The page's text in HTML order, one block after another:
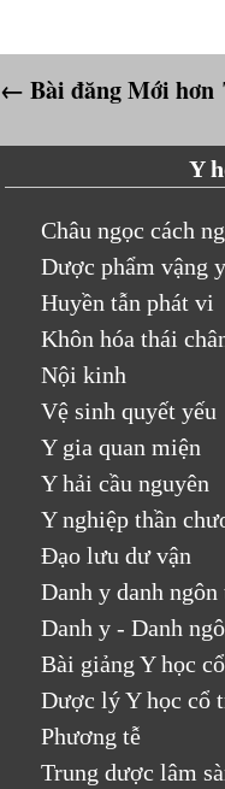
← Bài đăng Mới hơn
Y
Châu ngọc cách
Dược phẩm vậng
Huyền tẫn phát vi
Khôn hóa thái
Nội kinh
Vệ sinh quyết yếu
Y gia quan miện
Y hải cầu nguyên
Y nghiệp thần
Đạo lưu dư vận
Danh y danh ngôn
Danh y - Danh
Bài giảng Y học
Dược lý Y học cổ
Phương tễ
Trung dược lâm